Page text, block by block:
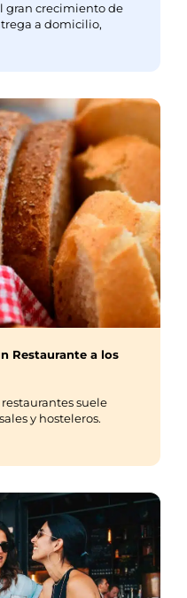
gran crecimiento de
a domicilio,
Restaurante a los
suele
y hosteleros.